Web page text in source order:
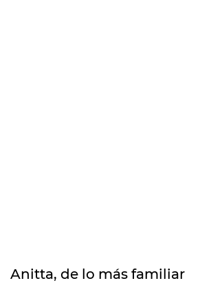
Anitta, de lo más familiar